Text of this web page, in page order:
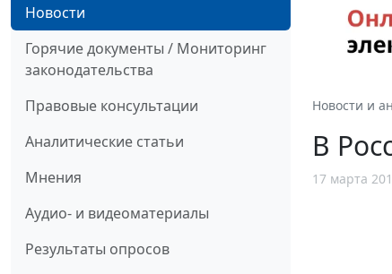
Новости
Горячие документы / Мониторинг
законодательства
Правовые консультации
Аналитические статьи
Мнения
Аудио- и видеоматериалы
Результаты опросов
Новости и
В
17 марта